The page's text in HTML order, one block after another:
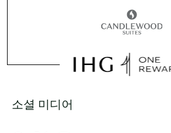
소셜 미디어